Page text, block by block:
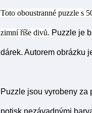
Toto oboustranné puzzle s
zimní říše divů. Puzzle je
dárek. Autorem obrázku
Puzzle jsou vyrobeny
potisk nezávadnými